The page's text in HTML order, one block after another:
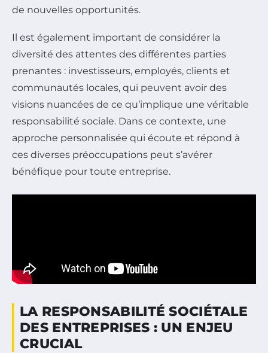
de nouvelles opportunités.
Il est également important de considérer la
diversité des attentes des différentes parties
prenantes : investisseurs, employés, clients et
communautés locales, qui peuvent avoir des
visions nuancées de ce qu’implique une véritable
responsabilité sociale. Dans ce contexte, une
approche personnalisée qui écoute et répond à
ces diverses préoccupations peut s’avérer
bénéfique pour toute entreprise.
LA RESPONSABILITÉ SOCIÉTALE
DES ENTREPRISES : UN ENJEU
CRUCIAL